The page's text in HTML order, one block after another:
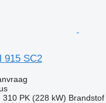
915 SC2
310 PK (228 kW) Brandstof